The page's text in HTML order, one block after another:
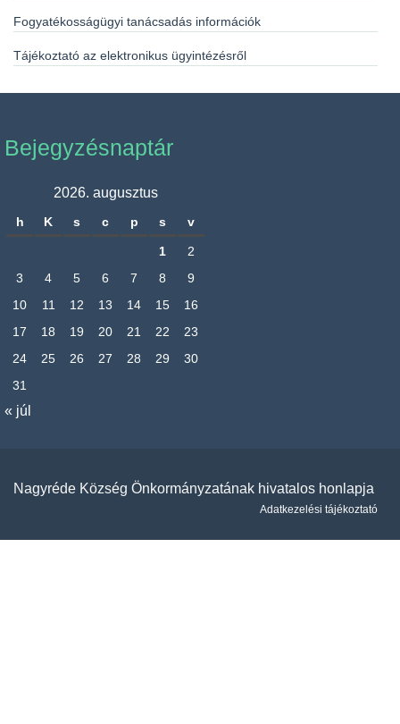
Fogyatékosságügyi tanácsadás információk
Tájékoztató az elektronikus ügyintézésről
Bejegyzésnaptár
2026. augusztus
h K s c p s v
1
2
3
4 5 6 7 8
9
10
11 12 13 14 15
16
17
18 19 20 21 22
23
24
25 26 27 28 29
30
31
« júl
Nagyréde Község Önkormányzatának hivatalos honlapja
Adatkezelési tájékoztató